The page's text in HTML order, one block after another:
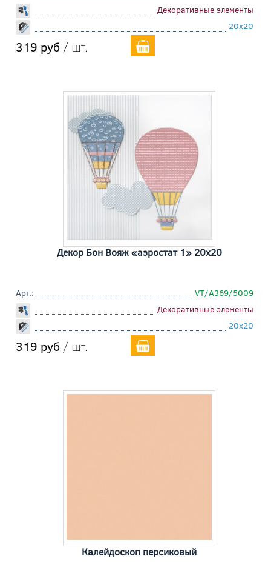
Декоративные элементы
20x20
319 руб / шт.
Декор Бон Вояж «аэростат 1» 20x20
Арт.:
VT/A369/5009
Декоративные элементы
20x20
319 руб / шт.
Калейдоскоп персиковый